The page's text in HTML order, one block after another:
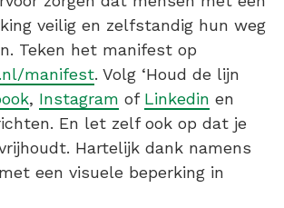
veilig en zelfstandig hun weg
Teken het manifest op
manifest. Volg ‘Houd de lijn
, Instagram of Linkedin en
En let zelf ook op dat je
Hartelijk dank namens
een visuele beperking in